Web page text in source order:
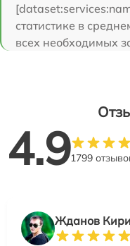
статистике в
всех необходимых
4.91799
Жданов